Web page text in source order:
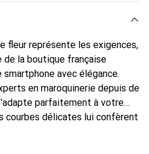
fleur représente les exigences,
la boutique française
avec élégance.
en maroquinerie depuis de
parfaitement à votre
courbes délicates lui confèrent
Reconnaître